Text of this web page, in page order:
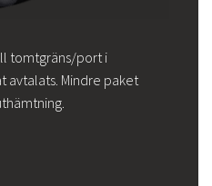
tomtgräns/port i
avtalats. Mindre paket